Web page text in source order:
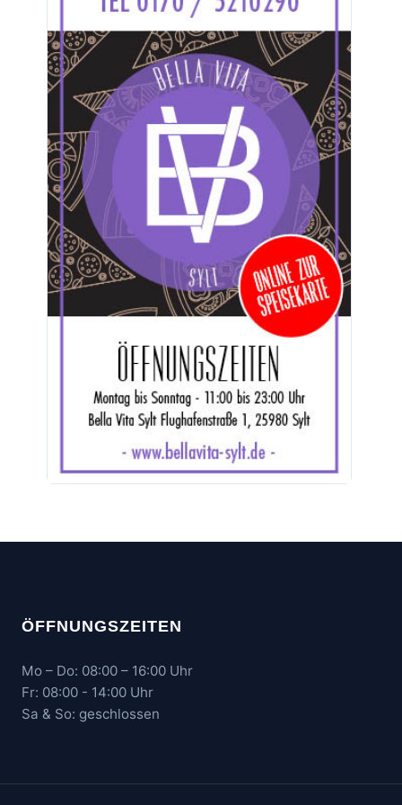
ÖFFNUNGSZEITEN
Mo – Do: 08:00 – 16:00 Uhr
Fr: 08:00 - 14:00 Uhr
Sa & So: geschlossen